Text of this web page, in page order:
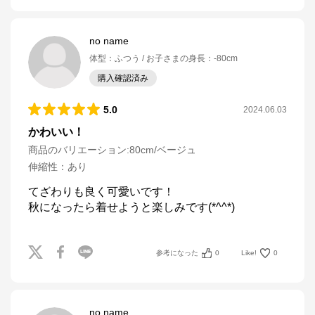
no name
体型 ： ふつう お子さまの身長 ： -80cm
購入確認済み
5.0 2024.06.03
かわいい！
商品のバリエーション:80cm/ベージュ
伸縮性 ： あり
てざわりも良く可愛いです！
秋になったら着せようと楽しみです(*^^*)
参考になった 0 Like! 0
no name